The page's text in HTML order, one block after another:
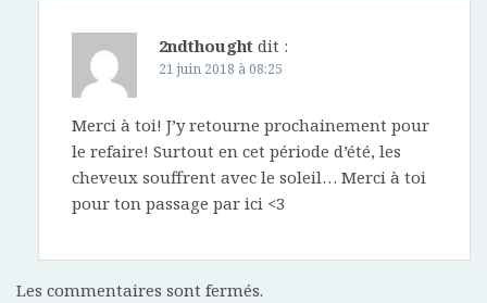
2ndthought dit :
21 juin 2018 à 08:25
Merci à toi! J’y retourne prochainement pour
le refaire! Surtout en cet période d’été, les
cheveux souffrent avec le soleil… Merci à toi
pour ton passage par ici <3
Les commentaires sont fermés.